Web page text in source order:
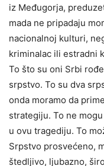
iz Međugorja,
mada ne pripadaju
nacionalnoj kulturi,
kriminalac ili estradni
To što su oni Srbi
srpstvo. To su dva
onda moramo da
strategiju. To ne
u ovu tragediju. To
Srpstvo prosvećeno,
štedljivo, ljubazno,